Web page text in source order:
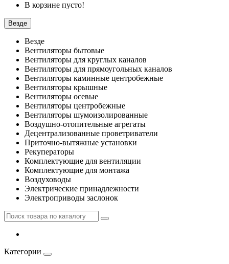
В корзине пусто!
Везде
Везде
Вентиляторы бытовые
Вентиляторы для круглых каналов
Вентиляторы для прямоугольных каналов
Вентиляторы каминные центробежные
Вентиляторы крышные
Вентиляторы осевые
Вентиляторы центробежные
Вентиляторы шумоизолированные
Воздушно-отопительные агрегаты
Децентрализованные проветриватели
Приточно-вытяжные установки
Рекуператоры
Комплектующие для вентиляции
Комплектующие для монтажа
Воздуховоды
Электрические принадлежности
Электроприводы заслонок
Категории